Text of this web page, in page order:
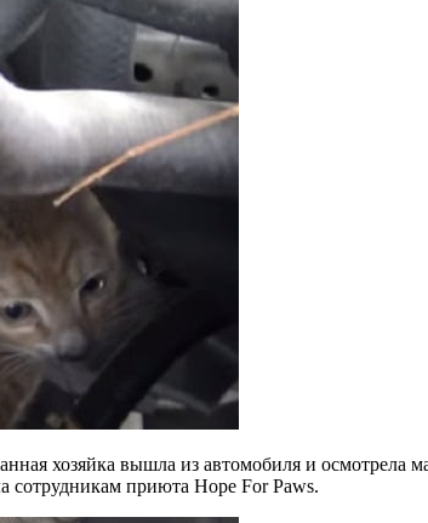
хозяйка вышла из автомобиля и
сотрудникам приюта Hope For Paws.